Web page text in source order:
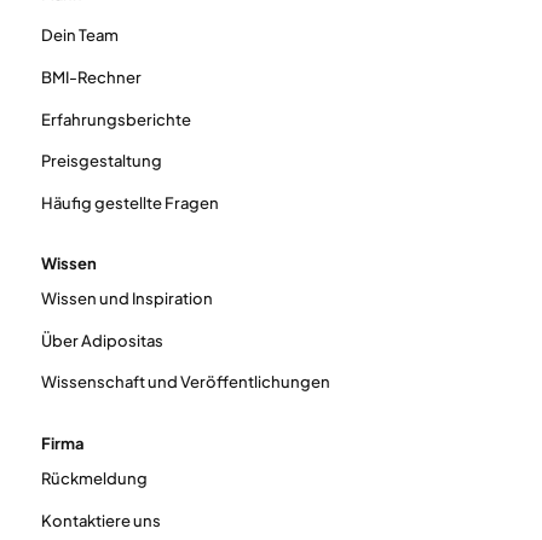
Dein Team
BMI-Rechner
Erfahrungsberichte
Preisgestaltung
Häufig gestellte Fragen
Wissen
Wissen und Inspiration
Über Adipositas
Wissenschaft und Veröffentlichungen
Firma
Rückmeldung
Kontaktiere uns